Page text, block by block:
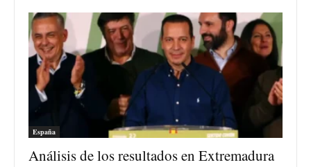
España
Análisis de los resultados en Extremadura